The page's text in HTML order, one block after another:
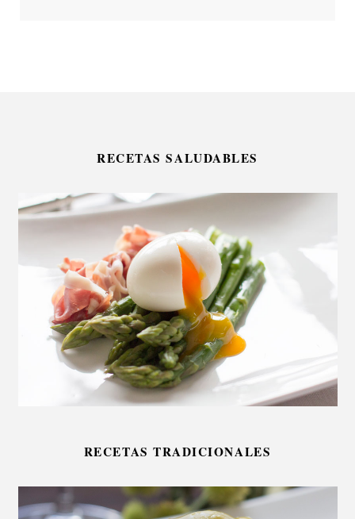
RECETAS SALUDABLES
RECETAS TRADICIONALES